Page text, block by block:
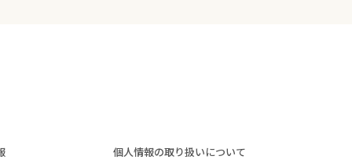
個人情報の取り扱いについて